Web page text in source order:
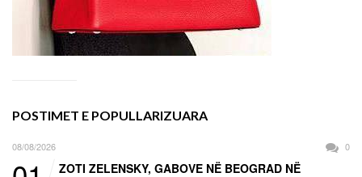
POSTIMET E POPULLARIZUARA
08/08/2026 0
ZOTI ZELENSKY, GABOVE NË BEOGRAD NË